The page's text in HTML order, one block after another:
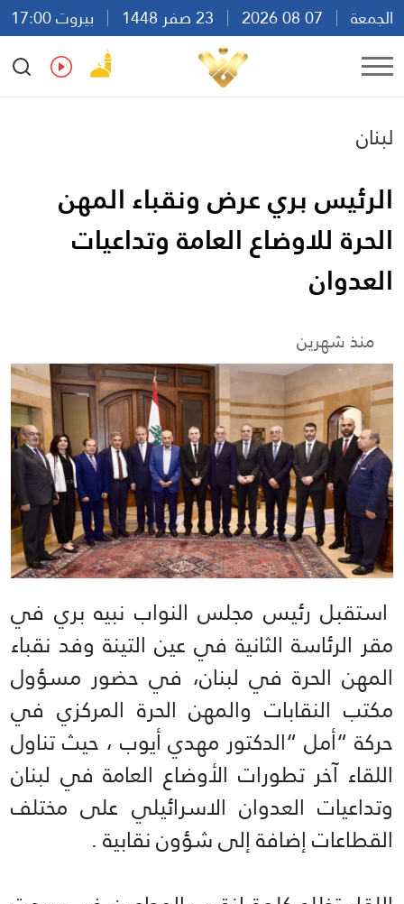
الجمعة
بيروت 17:00
Ar
En Fr Es
لبنان
الرئيس بري عرض ونقباء المهن
الحرة للاوضاع العامة وتداعيات
العدوان
منذ شهرين
استقبل رئيس مجلس النواب نبيه بري في
مقر الرئاسة الثانية في عين التينة وفد نقباء
المهن الحرة في لبنان، في حضور مسؤول
مكتب النقابات والمهن الحرة المركزي في
حركة “أمل “الدكتور مهدي أيوب ، حيث تناول
اللقاء آخر تطورات الأوضاع العامة في لبنان
وتداعيات العدوان الاسرائيلي على مختلف
القطاعات إضافة إلى شؤون نقابية .